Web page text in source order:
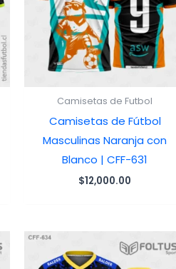
Camisetas de Futbol
Camisetas de Fútbol
Masculinas Naranja con
Blanco | CFF-631
$12,000.00